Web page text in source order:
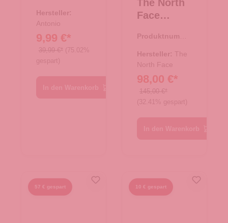
Oversize -
braun
Hersteller:
Antonio
9,99 €*
39,99 €* (75.02%
gespart)
The North
Face
e/Rucksac
k Base
Camp
Duffel S
TNF Black
Produktnumme
Hersteller: The
North Face
98,00 €*
145,00 €*
(32.41% gespart)
57 € gespart 10 € gespart